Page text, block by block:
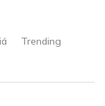
Trending